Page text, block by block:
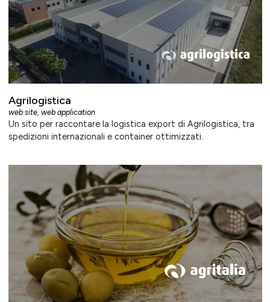
Agrilogistica
web site, web application
Un sito per raccontare la logistica export di Agrilogistica, tra
spedizioni internazionali e container ottimizzati.